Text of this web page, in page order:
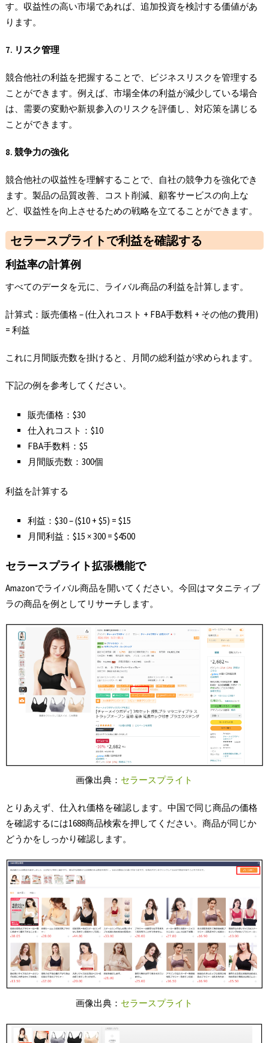
す。収益性の高い市場であれば、追加投資を検討する価値があ
ります。
7. リスク管理
競合他社の利益を把握することで、ビジネスリスクを管理する
ことができます。例えば、市場全体の利益が減少している場合
は、需要の変動や新規参入のリスクを評価し、対応策を講じる
ことができます。
8. 競争力の強化
競合他社の収益性を理解することで、自社の競争力を強化でき
ます。製品の品質改善、コスト削減、顧客サービスの向上な
ど、収益性を向上させるための戦略を立てることができます。
セラースプライトで利益を確認する
利益率の計算例
すべてのデータを元に、ライバル商品の利益を計算します。
計算式：販売価格 – (仕入れコスト + FBA手数料 + その他の費用)
= 利益
これに月間販売数を掛けると、月間の総利益が求められます。
下記の例を参考してください。
販売価格：$30
仕入れコスト：$10
FBA手数料：$5
月間販売数：300個
利益を計算する
利益：$30 – ($10 + $5) = $15
月間利益：$15 × 300 = $4500
セラースプライト拡張機能で
Amazonでライバル商品を開いてください。今回はマタニティブ
ラの商品を例としてリサーチします。
画像出典： セラースプライト
とりあえず、仕入れ価格を確認します。中国で同じ商品の価格
を確認するには1688商品検索を押してください。商品が同じか
どうかをしっかり確認します。
画像出典： セラースプライト